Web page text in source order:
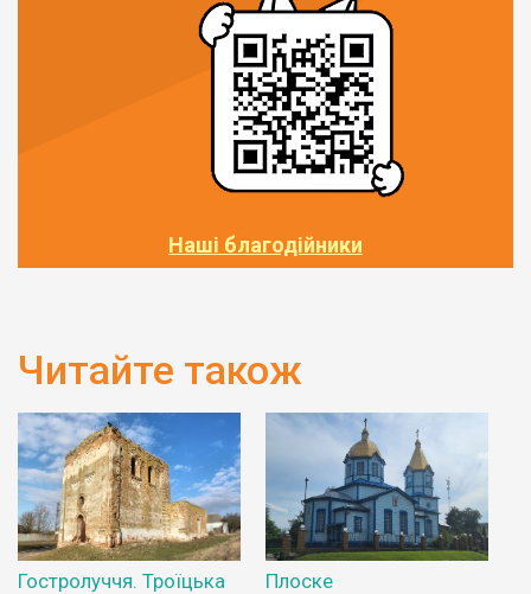
Наші благодійники
Читайте також
Гостролуччя. Троїцька
Плоске